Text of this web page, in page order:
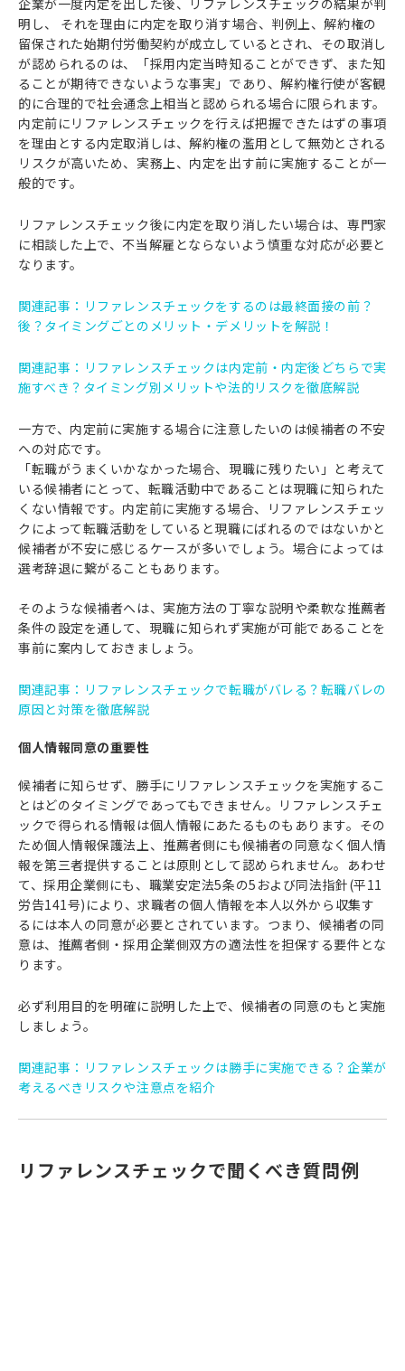
明し、 それを理由に内定を取り消す場合、判例上、解約権の
留保された始期付労働契約が成立しているとされ、その取消し
が認められるのは、「採用内定当時知ることができず、また知
ることが期待できないような事実」であり、解約権行使が客観
的に合理的で社会通念上相当と認められる場合に限られます。
内定前にリファレンスチェックを行えば把握できたはずの事項
を理由とする内定取消しは、解約権の濫用として無効とされる
リスクが高いため、実務上、内定を出す前に実施することが一
般的です。
リファレンスチェック後に内定を取り消したい場合は、専門家
に相談した上で、不当解雇とならないよう慎重な対応が必要と
なります。
関連記事： リファレンスチェックをするのは最終面接の前？
後？タイミングごとのメリット・デメリットを解説！
関連記事： リファレンスチェックは内定前・内定後どちらで実
施すべき？タイミング別メリットや法的リスクを徹底解説
一方で、内定前に実施する場合に注意したいのは候補者の不安
への対応です。
「転職がうまくいかなかった場合、現職に残りたい」と考えて
いる候補者にとって、転職活動中であることは現職に知られた
くない情報です。内定前に実施する場合、リファレンスチェッ
クによって転職活動をしていると現職にばれるのではないかと
候補者が不安に感じるケースが多いでしょう。場合によっては
選考辞退に繋がることもあります。
そのような候補者へは、実施方法の丁寧な説明や柔軟な推薦者
条件の設定を通して、現職に知られず実施が可能であることを
事前に案内しておきましょう。
関連記事：リファレンスチェックで転職がバレる？転職バレの
原因と対策を徹底解説
個人情報同意の重要性
候補者に知らせず、勝手にリファレンスチェックを実施するこ
とはどのタイミングであってもできません。リファレンスチェ
ックで得られる情報は個人情報にあたるものもあります。その
ため個人情報保護法上、推薦者側にも候補者の同意なく個人情
報を第三者提供することは原則として認められません。あわせ
て、採用企業側にも、職業安定法5条の5および同法指針(平11
労告141号)により、求職者の個人情報を本人以外から収集す
るには本人の同意が必要とされています。つまり、候補者の同
意は、推薦者側・採用企業側双方の適法性を担保する要件とな
ります。
必ず利用目的を明確に説明した上で、候補者の同意のもと実施
しましょう。
関連記事： リファレンスチェックは勝手に実施できる？企業が
考えるべきリスクや注意点を紹介
リファレンスチェックで聞くべき質問例